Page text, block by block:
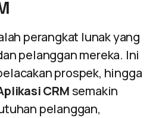
perangkat lunak yang
pelanggan mereka. Ini
prospek, hingga
CRM semakin
pelanggan,